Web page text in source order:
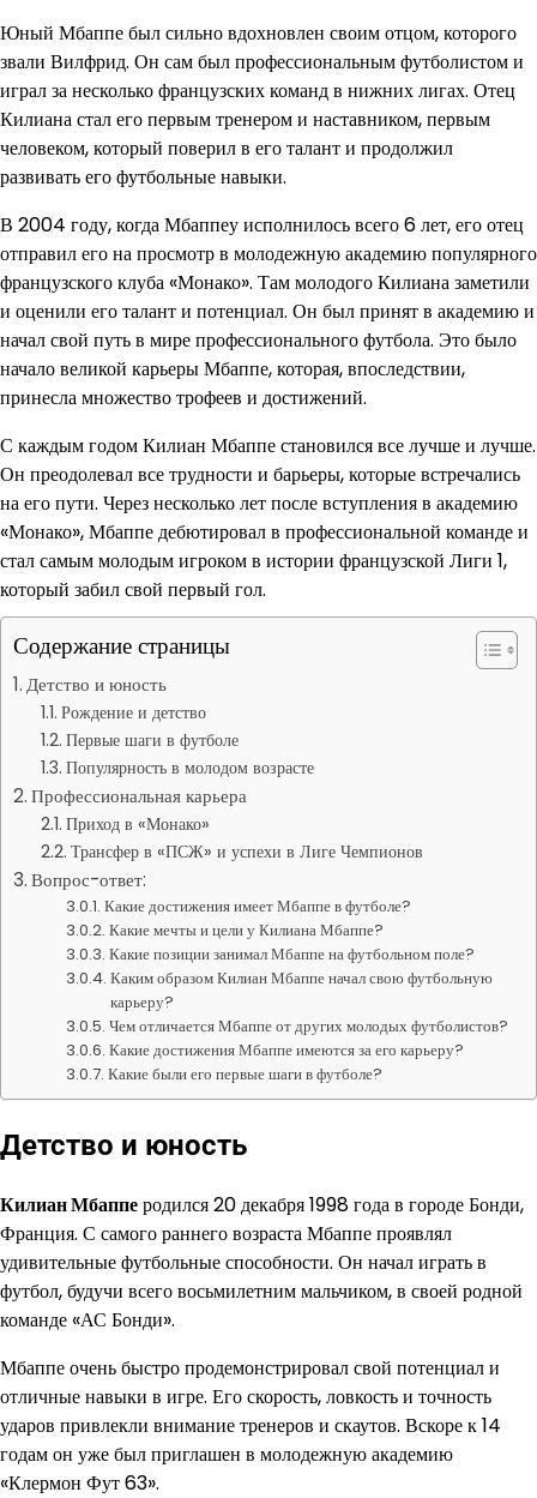
Юный Мбаппе был сильно вдохновлен своим отцом, которого
звали Вилфрид. Он сам был профессиональным футболистом и
играл за несколько французских команд в нижних лигах. Отец
Килиана стал его первым тренером и наставником, первым
человеком, который поверил в его талант и продолжил
развивать его футбольные навыки.
В 2004 году, когда Мбаппеу исполнилось всего 6 лет, его отец
отправил его на просмотр в молодежную академию популярного
французского клуба «Монако». Там молодого Килиана заметили
и оценили его талант и потенциал. Он был принят в академию и
начал свой путь в мире профессионального футбола. Это было
начало великой карьеры Мбаппе, которая, впоследствии,
принесла множество трофеев и достижений.
С каждым годом Килиан Мбаппе становился все лучше и лучше.
Он преодолевал все трудности и барьеры, которые встречались
на его пути. Через несколько лет после вступления в академию
«Монако», Мбаппе дебютировал в профессиональной команде и
стал самым молодым игроком в истории французской Лиги 1,
который забил свой первый гол.
Содержание страницы
Детство и юность
Рождение и детство
Первые шаги в футболе
Популярность в молодом возрасте
Профессиональная карьера
Приход в «Монако»
Трансфер в «ПСЖ» и успехи в Лиге Чемпионов
Вопрос-ответ:
Какие достижения имеет Мбаппе в футболе?
Какие мечты и цели у Килиана Мбаппе?
Какие позиции занимал Мбаппе на футбольном поле?
Каким образом Килиан Мбаппе начал свою футбольную
карьеру?
Чем отличается Мбаппе от других молодых футболистов?
Какие достижения Мбаппе имеются за его карьеру?
Какие были его первые шаги в футболе?
Детство и юность
Килиан Мбапперодился 20 декабря 1998 года в городе Бонди,
Франция. С самого раннего возраста Мбаппе проявлял
удивительные футбольные способности. Он начал играть в
футбол, будучи всего восьмилетним мальчиком, в своей родной
команде «АС Бонди».
Мбаппе очень быстро продемонстрировал свой потенциал и
отличные навыки в игре. Его скорость, ловкость и точность
ударов привлекли внимание тренеров и скаутов. Вскоре к 14
годам он уже был приглашен в молодежную академию
«Клермон Фут 63».